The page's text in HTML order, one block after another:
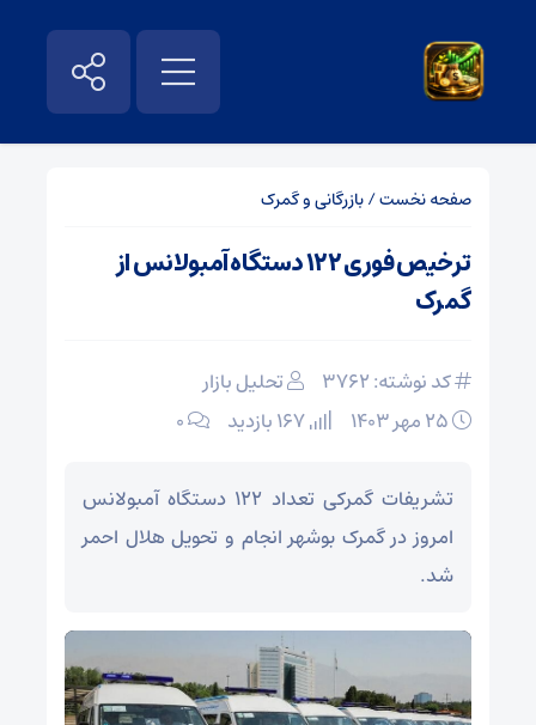
صفحه نخست/بازرگانی و گمرک
ترخیص فوری ۱۲۲ دستگاه آمبولانس از
گمرک
کد نوشته: 3762
تحلیل بازار
۰
تشریفات گمرکی تعداد ۱۲۲ دستگاه آمبولانس
امروز در گمرک بوشهر انجام و تحویل هلال احمر
شد.